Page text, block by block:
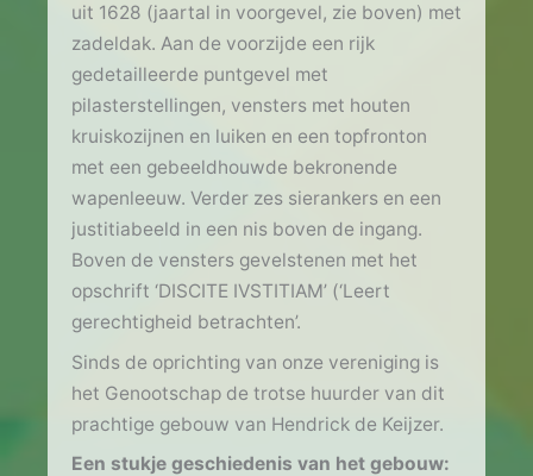
uit 1628 (jaartal in voorgevel, zie boven) met
zadeldak. Aan de voorzijde een rijk
gedetailleerde puntgevel met
pilasterstellingen, vensters met houten
kruiskozijnen en luiken en een topfronton
met een gebeeldhouwde bekronende
wapenleeuw. Verder zes sierankers en een
justitiabeeld in een nis boven de ingang.
Boven de vensters gevelstenen met het
opschrift ‘DISCITE IVSTITIAM’ (‘Leert
gerechtigheid betrachten’.
Sinds de oprichting van onze vereniging is
het Genootschap de trotse huurder van dit
prachtige gebouw van Hendrick de Keijzer.
Een stukje geschiedenis van het gebouw: